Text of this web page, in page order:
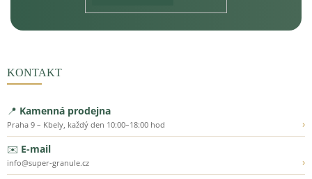
KONTAKT
📍 Kamenná prodejna
Praha 9 – Kbely, každý den 10:00–18:00 hod
›
✉️ E-mail
info@super-granule.cz
›